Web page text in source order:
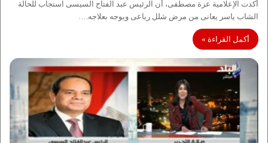
أكدت الإعلامية عزة مصطفى، أن الرئيس عبد الفتاح السيسى استجاب للحالة
الشاب ياسر يعانى من مرض شلل رباعى ويوجه بعلاجه.…
أكمل القراءة »